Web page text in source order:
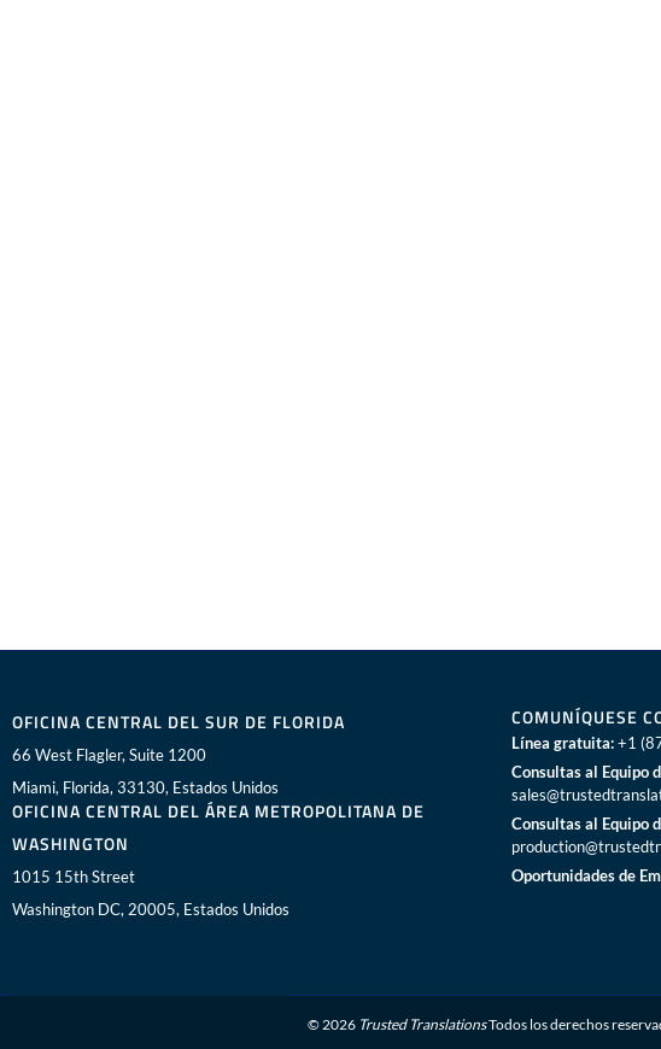
OFICINA CENTRAL DEL SUR DE FLORIDA
66 West Flagler, Suite 1200
Miami, Florida, 33130, Estados Unidos
OFICINA CENTRAL DEL ÁREA METROPOLITANA DE
WASHINGTON
1015 15th Street
Washington DC, 20005, Estados Unidos
COMUNÍQUESE
Línea gratuita: +1
Consultas al Equipo
Consultas al Equipo
Oportunidades de
© 2026 Trusted TranslationsTodos los derechos